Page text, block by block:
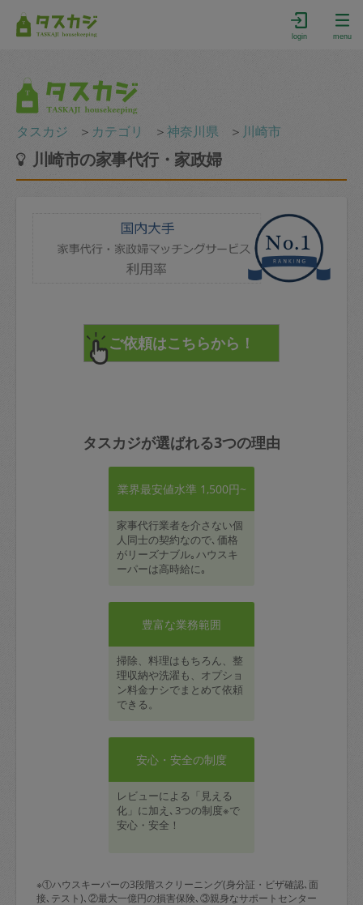
login menu
タスカジ ＞ カテゴリ ＞神奈川県 ＞ 川崎市
川崎市の家事代行・家政婦
タスカジが選ばれる3つの理由
業界最安値水準 1,500円~
家事代行業者を介さない個
人同士の契約なので､価格
がリーズナブル｡ハウスキ
ーパーは高時給に｡
豊富な業務範囲
掃除、料理はもちろん、整
理収納や洗濯も、オプショ
ン料金ナシでまとめて依頼
できる。
安心・安全の制度
レビューによる「見える
化」に加え､3つの制度※で
安心・安全！
※①ハウスキーパーの3段階スクリーニング(身分証・ビザ確認､面
接､テスト)､②最大一億円の損害保険､③親身なサポートセンター